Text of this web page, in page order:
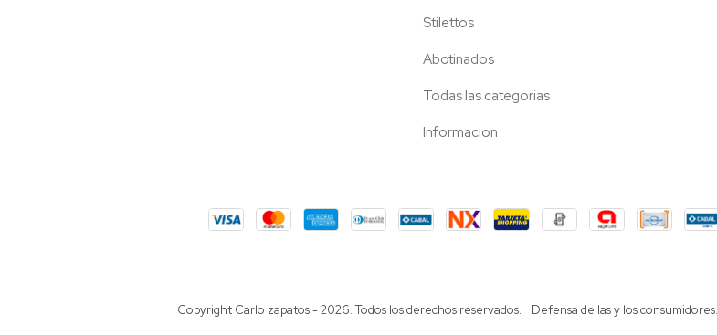
Stilettos
Abotinados
Todas las categorias
Informacion
Copyright Carlo zapatos - 2026. Todos los derechos reservados. Defensa de las y los